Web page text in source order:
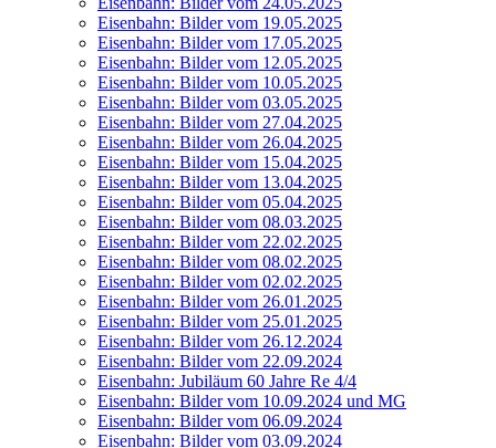
Eisen­bahn: Bil­der vom 19.05.2025
Eisen­bahn: Bil­der vom 17.05.2025
Eisen­bahn: Bil­der vom 12.05.2025
Eisen­bahn: Bil­der vom 10.05.2025
Eisen­bahn: Bil­der vom 03.05.2025
Eisen­bahn: Bil­der vom 27.04.2025
Eisen­bahn: Bil­der vom 26.04.2025
Eisen­bahn: Bil­der vom 15.04.2025
Eisen­bahn: Bil­der vom 13.04.2025
Eisen­bahn: Bil­der vom 05.04.2025
Eisen­bahn: Bil­der vom 08.03.2025
Eisen­bahn: Bil­der vom 22.02.2025
Eisen­bahn: Bil­der vom 08.02.2025
Eisen­bahn: Bil­der vom 02.02.2025
Eisen­bahn: Bil­der vom 26.01.2025
Eisen­bahn: Bil­der vom 25.01.2025
Eisen­bahn: Bil­der vom 26.12.2024
Eisen­bahn: Bil­der vom 22.09.2024
Eisen­bahn: Jubi­lä­um 60 Jah­re Re 4/4
Eisen­bahn: Bil­der vom 10.09.2024 und MG
Eisen­bahn: Bil­der vom 06.09.2024
Eisen­bahn: Bil­der vom 03.09.2024